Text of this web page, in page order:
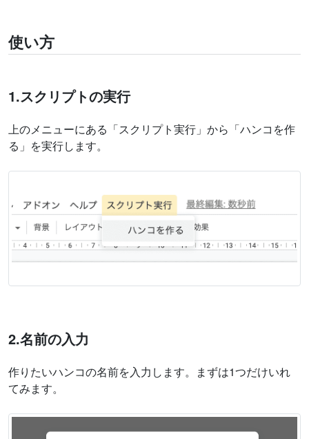
使い方
1.スクリプトの実行
上のメニューにある「スクリプト実行」から「ハンコを作
る」を実行します。
2.名前の入力
作りたいハンコの名前を入力します。まずは1つだけいれ
てみます。